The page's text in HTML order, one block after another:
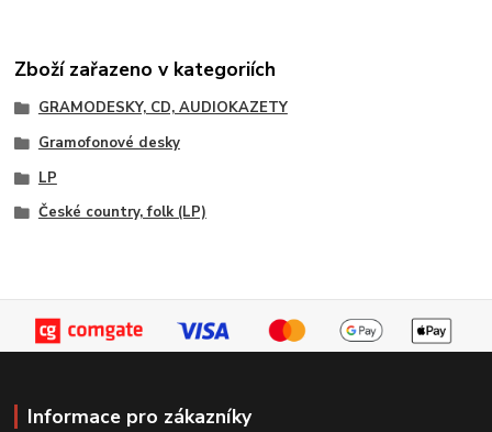
Zboží zařazeno v kategoriích
GRAMODESKY, CD, AUDIOKAZETY
Gramofonové desky
LP
České country, folk (LP)
Informace pro zákazníky